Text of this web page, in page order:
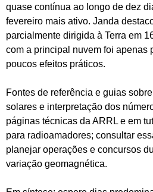
quase contínua ao longo de dez
fevereiro mais ativo. Janda
parcialmente dirigida à Terra em
com a principal nuvem foi apenas
poucos efeitos práticos.
Fontes de referência e guias
solares e interpretação dos
páginas técnicas da ARRL e em
para radioamadores; consultar
planejar operações e concursos
variação geomagnética.